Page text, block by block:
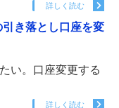
詳しく読む
き落とし口座を変
い。口座変更する
詳しく読む